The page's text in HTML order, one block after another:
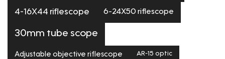
4-16X44 riflescope 6-24X50 riflescope
30mm tube scope
Adjustable objective riflescope AR-15 optic